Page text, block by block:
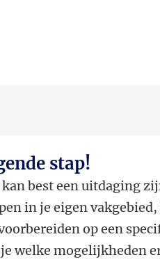
stap!
best een uitdaging
in je eigen
op een
welke mogelijkheden